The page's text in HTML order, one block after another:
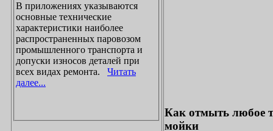
В приложениях указываются
основные технические
характеристики наиболее
распространенных паровозом
промышленного транспорта и
допуски износов деталей при
всех видах ремонта. Читать
далее...
Как отмыть любое
мойки